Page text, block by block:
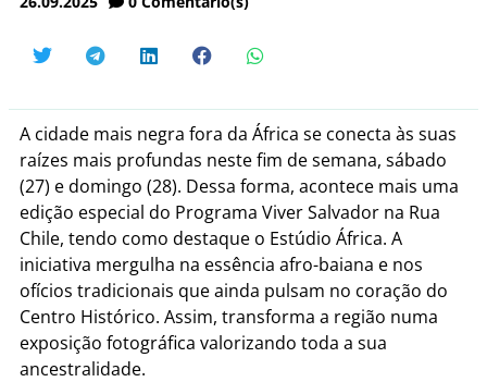
A cidade mais negra fora da África se conecta às suas
raízes mais profundas neste fim de semana, sábado
(27) e domingo (28). Dessa forma, acontece mais uma
edição especial do Programa Viver Salvador na Rua
Chile, tendo como destaque o Estúdio África. A
iniciativa mergulha na essência afro-baiana e nos
ofícios tradicionais que ainda pulsam no coração do
Centro Histórico. Assim, transforma a região numa
exposição fotográfica valorizando toda a sua
ancestralidade.